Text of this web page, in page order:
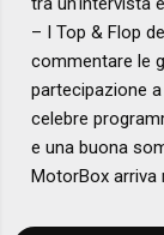
– I Top & Flop
commentare le
partecipazione
celebre
e una buona
MotorBox arriva